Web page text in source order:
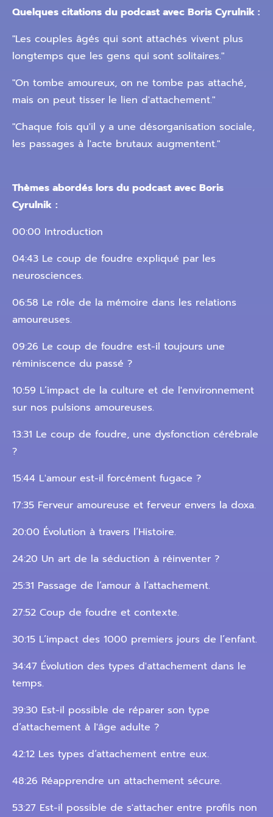
Quelques citations du podcast avec Boris Cyrulnik :
"Les couples âgés qui sont attachés vivent plus
longtemps que les gens qui sont solitaires."
"On tombe amoureux, on ne tombe pas attaché,
mais on peut tisser le lien d'attachement."
"Chaque fois qu'il y a une désorganisation sociale,
les passages à l'acte brutaux augmentent."
Thèmes abordés lors du podcast avec Boris
Cyrulnik :
00:00 Introduction
04:43 Le coup de foudre expliqué par les
neurosciences.
06:58 Le rôle de la mémoire dans les relations
amoureuses.
09:26 Le coup de foudre est-il toujours une
réminiscence du passé ?
10:59 L’impact de la culture et de l'environnement
sur nos pulsions amoureuses.
13:31 Le coup de foudre, une dysfonction cérébrale
?
15:44 L'amour est-il forcément fugace ?
17:35 Ferveur amoureuse et ferveur envers la doxa.
20:00 Évolution à travers l’Histoire.
24:20 Un art de la séduction à réinventer ?
25:31 Passage de l’amour à l’attachement.
27:52 Coup de foudre et contexte.
30:15 L’impact des 1000 premiers jours de l’enfant.
34:47 Évolution des types d'attachement dans le
temps.
39:30 Est-il possible de réparer son type
d’attachement à l'âge adulte ?
42:12 Les types d’attachement entre eux.
48:26 Réapprendre un attachement sécure.
53:27 Est-il possible de s'attacher entre profils non